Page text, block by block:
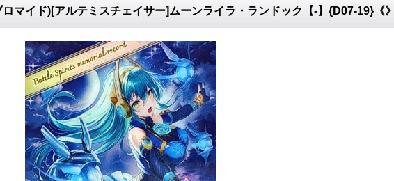
ロマイド)[アルテミスチェイサー]ムーンライラ・ランドック【-】{D07-19}《》